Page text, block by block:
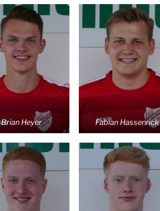
Brian Heyer Fabian Hassenrick